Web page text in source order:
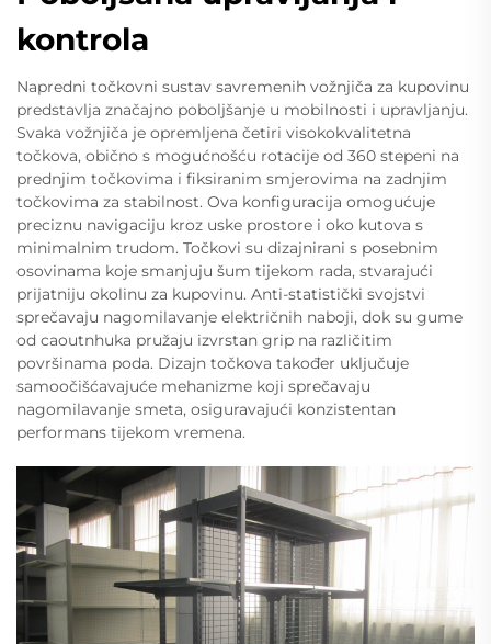
kontrola
Napredni točkovni sustav savremenih vožnjiča za kupovinu
predstavlja značajno poboljšanje u mobilnosti i upravljanju.
Svaka vožnjiča je opremljena četiri visokokvalitetna
točkova, obično s mogućnošću rotacije od 360 stepeni na
prednjim točkovima i fiksiranim smjerovima na zadnjim
točkovima za stabilnost. Ova konfiguracija omogućuje
preciznu navigaciju kroz uske prostore i oko kutova s
minimalnim trudom. Točkovi su dizajnirani s posebnim
osovinama koje smanjuju šum tijekom rada, stvarajući
prijatniju okolinu za kupovinu. Anti-statistički svojstvi
sprečavaju nagomilavanje električnih naboji, dok su gume
od caoutnhuka pružaju izvrstan grip na različitim
površinama poda. Dizajn točkova također uključuje
samoočišćavajuće mehanizme koji sprečavaju
nagomilavanje smeta, osiguravajući konzistentan
performans tijekom vremena.